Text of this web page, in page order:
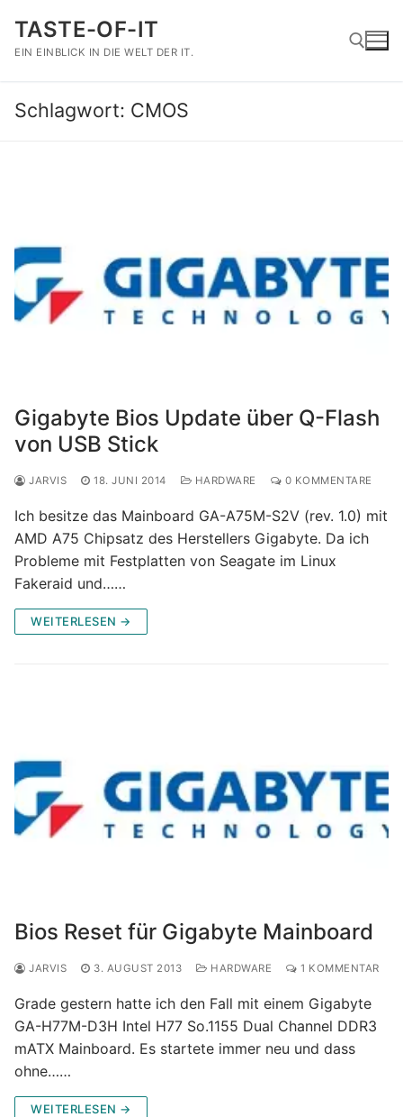
Inhalt
springen
TASTE-OF-IT
EIN EINBLICK IN DIE WELT DER IT.
Schlagwort: CMOS
Gigabyte Bios Update über Q-Flash
von USB Stick
JARVIS 18. JUNI 2014 HARDWARE 0 KOMMENTARE
Ich besitze das Mainboard GA-A75M-S2V (rev. 1.0) mit
AMD A75 Chipsatz des Herstellers Gigabyte. Da ich
Probleme mit Festplatten von Seagate im Linux
Fakeraid und……
WEITERLESEN →
Bios Reset für Gigabyte Mainboard
JARVIS 3. AUGUST 2013 HARDWARE 1 KOMMENTAR
Grade gestern hatte ich den Fall mit einem Gigabyte
GA-H77M-D3H Intel H77 So.1155 Dual Channel DDR3
mATX Mainboard. Es startete immer neu und dass
ohne……
WEITERLESEN →